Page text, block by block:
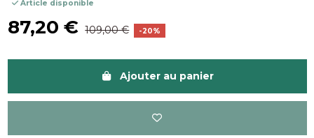
Article disponible
87,20 € 109,00 € -20%
Ajouter au panier